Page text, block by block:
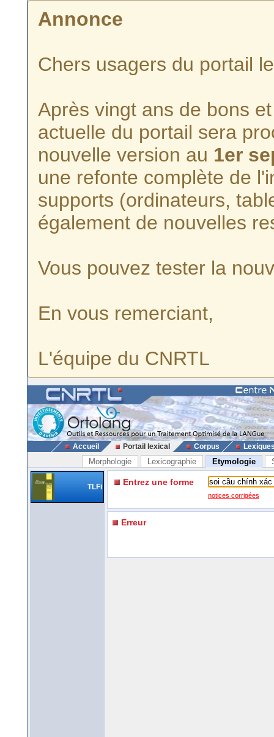
Annonce
Chers usagers du portail
Après vingt ans de bons
actuelle du portail sera
nouvelle version au 1er
une refonte complète de
supports (ordinateurs,
également de nouvelles
Vous pouvez tester la
En vous remerciant,
L'équipe du CNRTL
Accueil Portail lexical Corpus
Morphologie Lexicographie Etymologie
TLFi Entrez une forme
notices corrigées
Erreur